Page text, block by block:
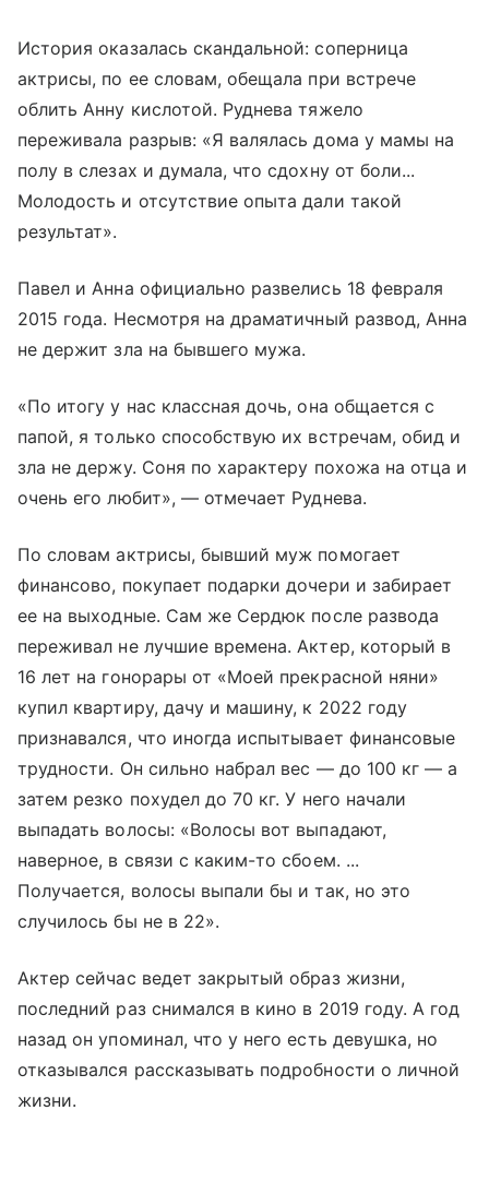
История оказалась скандальной: соперница
актрисы, по ее словам, обещала при встрече
облить Анну кислотой. Руднева тяжело
переживала разрыв: «Я валялась дома у мамы на
полу в слезах и думала, что сдохну от боли...
Молодость и отсутствие опыта дали такой
результат».
Павел и Анна официально развелись 18 февраля
2015 года. Несмотря на драматичный развод, Анна
не держит зла на бывшего мужа.
«По итогу у нас классная дочь, она общается с
папой, я только способствую их встречам, обид и
зла не держу. Соня по характеру похожа на отца и
очень его любит», — отмечает Руднева.
По словам актрисы, бывший муж помогает
финансово, покупает подарки дочери и забирает
ее на выходные. Сам же Сердюк после развода
переживал не лучшие времена. Актер, который в
16 лет на гонорары от «Моей прекрасной няни»
купил квартиру, дачу и машину, к 2022 году
признавался, что иногда испытывает финансовые
трудности. Он сильно набрал вес — до 100 кг — а
затем резко похудел до 70 кг. У него начали
выпадать волосы: «Волосы вот выпадают,
наверное, в связи с каким-то сбоем. ...
Получается, волосы выпали бы и так, но это
случилось бы не в 22».
Актер сейчас ведет закрытый образ жизни,
последний раз снимался в кино в 2019 году. А год
назад он упоминал, что у него есть девушка, но
отказывался рассказывать подробности о личной
жизни.